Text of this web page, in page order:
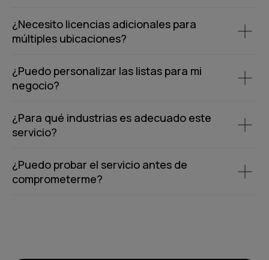
¿Necesito licencias adicionales para
múltiples ubicaciones?
¿Puedo personalizar las listas para mi
negocio?
¿Para qué industrias es adecuado este
servicio?
¿Puedo probar el servicio antes de
comprometerme?